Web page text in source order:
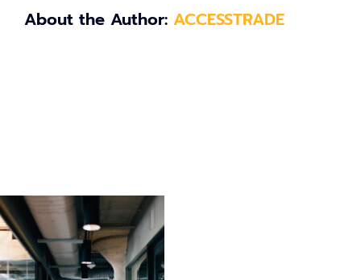
About the Author: ACCESSTRADE